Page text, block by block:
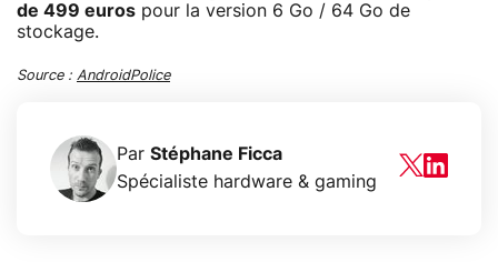
de 499 euros pour la version 6 Go / 64 Go de
stockage.
Source : AndroidPolice
Par Stéphane Ficca
Spécialiste hardware & gaming